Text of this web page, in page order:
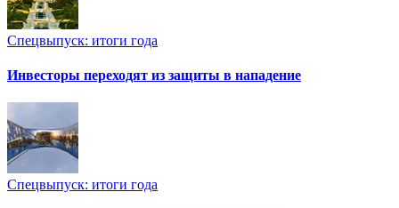
Спецвыпуск: итоги года
Инвесторы переходят из защиты в нападение
Спецвыпуск: итоги года